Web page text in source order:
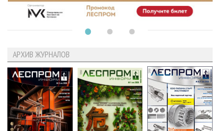
АРХИВ ЖУРНАЛОВ